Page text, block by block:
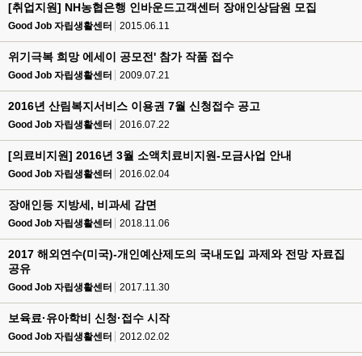
[취업지원] NH농협은행 인바운드고객센터 장애인상담원 모집
Good Job 자립생활센터 2015.06.11
위기극복 희망 에세이 공모전' 참가 작품 접수
Good Job 자립생활센터 2009.07.21
2016년 산림복지서비스 이용권 7월 신청접수 공고
Good Job 자립생활센터 2016.07.22
[의료비지원] 2016년 3월 소액치료비지원-모금사업 안내
Good Job 자립생활센터 2016.02.04
장애인등 지방세, 비과세 감면
Good Job 자립생활센터 2018.11.06
2017 해외연수(미국)-개인예산제도의 국내도입 과제와 전망 자료집
공유
Good Job 자립생활센터 2017.11.30
보육료·유아학비 신청·접수 시작
Good Job 자립생활센터 2012.02.02